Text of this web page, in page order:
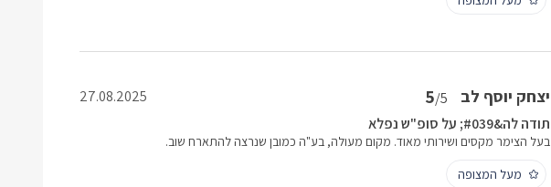
יצחק יוסף לב 5/5
27.08.2025
תודה לה&#039; על סופ"ש נפלא
בעל הצימר מקסים ושירותי מאוד. מקום מעולה, בע"ה כמובן שנרצה להתארח שוב.
מעל המצופה